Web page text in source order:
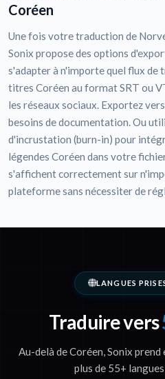
Coréen
Une fois votre traduction de
Sonix propose des options
s'adapter à n'importe quel flux de
titres Coréen au format SRT ou
les réseaux sociaux. Exportez
besoins de documentation. Ou
d'incrustation (burn-in) pour
légendes Coréen dans votre
s'affichent correctement sur
plateforme sans nécessiter de
LANGUES
Traduire vers
Au-delà de Coréen, Sonix
plus de 55+